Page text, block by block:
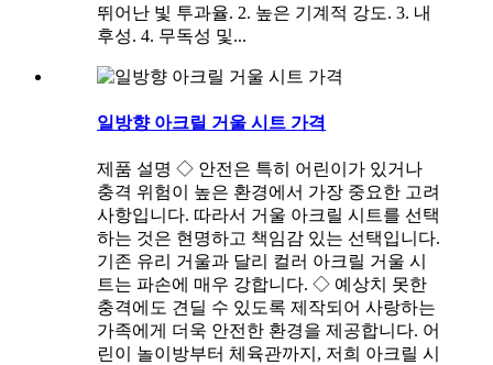
뛰어난 빛 투과율. 2. 높은 기계적 강도. 3. 내
후성. 4. 무독성 및...
일방향 아크릴 거울 시트 가격
제품 설명 ◇ 안전은 특히 어린이가 있거나
충격 위험이 높은 환경에서 가장 중요한 고려
사항입니다. 따라서 거울 아크릴 시트를 선택
하는 것은 현명하고 책임감 있는 선택입니다.
기존 유리 거울과 달리 컬러 아크릴 거울 시
트는 파손에 매우 강합니다. ◇ 예상치 못한
충격에도 견딜 수 있도록 제작되어 사랑하는
가족에게 더욱 안전한 환경을 제공합니다. 어
린이 놀이방부터 체육관까지, 저희 아크릴 시